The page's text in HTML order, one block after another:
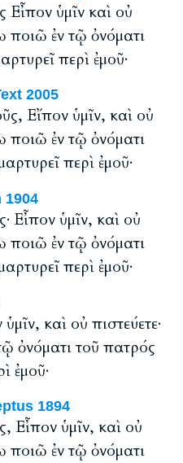
Εἶπον ὑμῖν καὶ οὐ
ποιῶ ἐν τῷ ὀνόματι
περὶ ἐμοῦ·
2005
Εἴπον ὑμῖν, καὶ οὐ
ποιῶ ἐν τῷ ὀνόματι
περὶ ἐμοῦ·
1904
Εἶπον ὑμῖν, καὶ οὐ
ποιῶ ἐν τῷ ὀνόματι
περὶ ἐμοῦ·
καὶ οὐ πιστεύετε·
ὀνόματι τοῦ πατρός
ἐμοῦ·
1894
Εἶπον ὑμῖν, καὶ οὐ
ποιῶ ἐν τῷ ὀνόματι